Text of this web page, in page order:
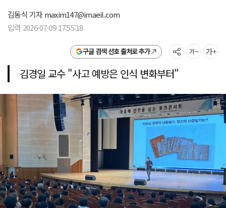
김동식 기자maxim147@imaeil.com
입력 2026-07-09 17:55:18
구글 검색 선호 출처로 추가
김경일 교수 "사고 예방은 인식 변화부터"